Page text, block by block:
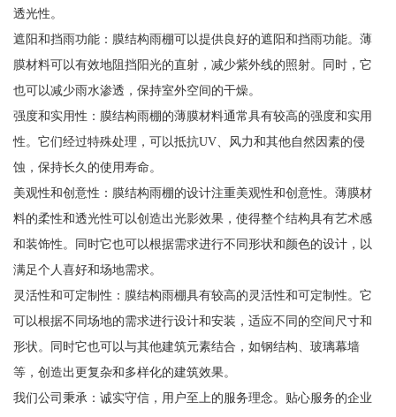
透光性。
遮阳和挡雨功能：膜结构雨棚可以提供良好的遮阳和挡雨功能。薄
膜材料可以有效地阻挡阳光的直射，减少紫外线的照射。同时，它
也可以减少雨水渗透，保持室外空间的干燥。
强度和实用性：膜结构雨棚的薄膜材料通常具有较高的强度和实用
性。它们经过特殊处理，可以抵抗UV、风力和其他自然因素的侵
蚀，保持长久的使用寿命。
美观性和创意性：膜结构雨棚的设计注重美观性和创意性。薄膜材
料的柔性和透光性可以创造出光影效果，使得整个结构具有艺术感
和装饰性。同时它也可以根据需求进行不同形状和颜色的设计，以
满足个人喜好和场地需求。
灵活性和可定制性：膜结构雨棚具有较高的灵活性和可定制性。它
可以根据不同场地的需求进行设计和安装，适应不同的空间尺寸和
形状。同时它也可以与其他建筑元素结合，如钢结构、玻璃幕墙
等，创造出更复杂和多样化的建筑效果。
我们公司秉承：诚实守信，用户至上的服务理念。贴心服务的企业